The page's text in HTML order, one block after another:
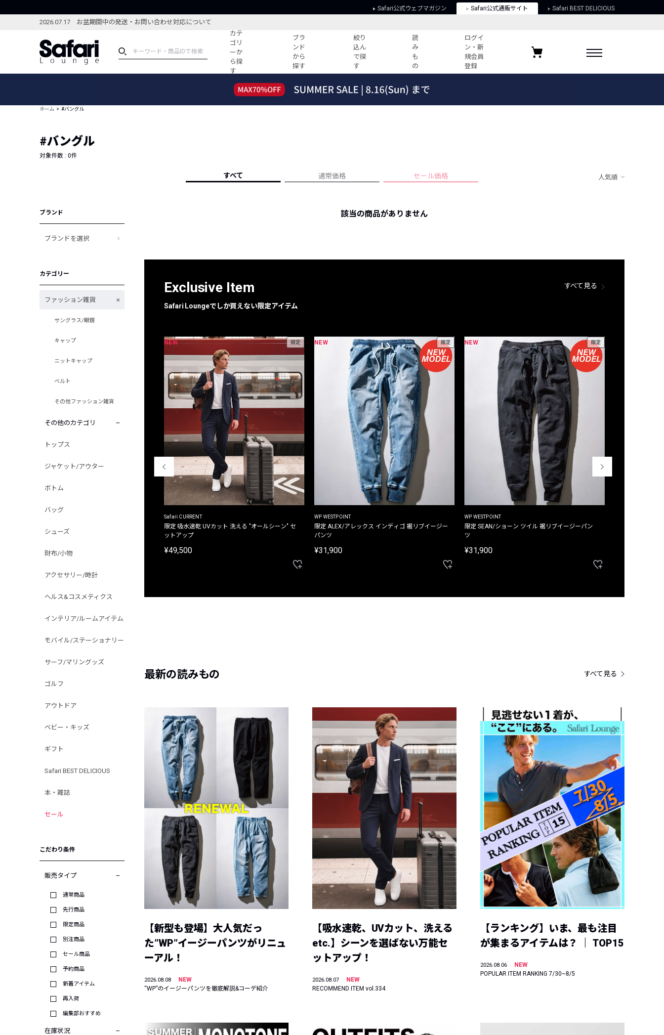
Safari公式ウェブマガジン Safari公式通販サイト Safari BEST DELICIOUS
2026.07.17 お盆期間中の発送・お問い合わせ対応について
カテ
ゴリ
ーか
ら探
す
ブラ
ンド
から
探す
絞り
込ん
で探
す
読
み
も
の
ログイ
ン・新
規会員
登録
ブランドから探す
新着アイテム
編集部のおすすめアイテム
すべての記事
人気記事ランキング
フォーカスブランド
プライバシーポリシー
お気に入りブランド
ホーム #バングル
#バングル
対象件数 : 0件
すべて 通常価格 セール価格 人気順
ブランド
ブランドを選択
カテゴリー
ファッション雑貨
サングラス/眼鏡
キャップ
ニットキャップ
ベルト
その他ファッション雑貨
その他のカテゴリ
トップス
ジャケット/アウター
ボトム
バッグ
シューズ
財布/小物
アクセサリー/時計
ヘルス&コスメティクス
インテリア/ルームアイテム
モバイル/ステーショナリー
サーフ/マリングッズ
ゴルフ
アウトドア
ベビー・キッズ
ギフト
Safari BEST DELICIOUS
本・雑誌
セール
こだわり条件
販売タイプ
通常商品
先行商品
限定商品
別注商品
セール商品
予約商品
新着アイテム
再入荷
編集部おすすめ
在庫状況
該当の商品がありません
Exclusive Item
Safari Loungeでしか買えない限定アイテム
すべて見る
NEW 限定
Safari CURRENT
限定 吸水速乾 UVカット 洗える "オールシーン" セ
ットアップ
¥49,500
NEW 限定
WP WESTPOINT
限定 ALEX/アレックス インディゴ 裾リブイージー
パンツ
¥31,900
NEW 限定
WP WESTPOINT
限定 SEAN/ショーン ツイル 裾リブイージーパン
ツ
¥31,900
最新の読みもの すべて見る
【新型も登場】大人気だっ
た”WP”イージーパンツがリニュ
ーアル！
2026.08.08
NEW
“WP”のイージーパンツを徹底解説&コーデ紹介
【吸水速乾、UVカット、洗える
etc.】シーンを選ばない万能セ
ットアップ！
2026.08.07
NEW
RECOMMEND ITEM vol.334
【ランキング】いま、最も注目
が集まるアイテムは？ ｜ TOP15
2026.08.06
NEW
POPULAR ITEM RANKING 7/30~8/5